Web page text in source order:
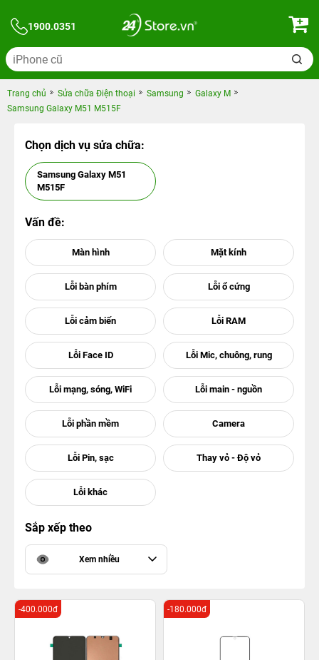
1900.0351
Trang chủ Sửa chữa Điện thoại Samsung
Galaxy M
Samsung Galaxy M51 M515F
Chọn dịch vụ sửa chữa:
Samsung Galaxy M51
M515F
Vấn đề:
Sắp xếp theo
Xem nhiều
-400.000đ -180.000đ